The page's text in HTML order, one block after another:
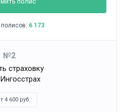
6 173
2
4 600 руб.